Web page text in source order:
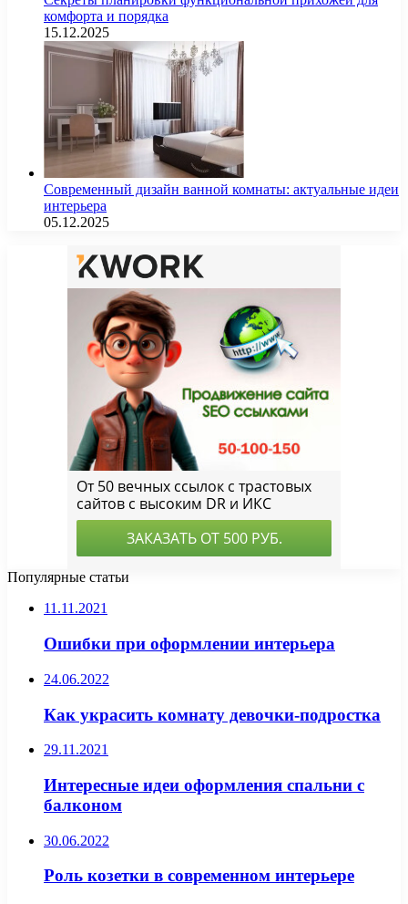
комфорта и порядка
15.12.2025
Современный дизайн ванной комнаты: актуальные идеи
интерьера
05.12.2025
Популярные статьи
11.11.2021
Ошибки при оформлении интерьера
24.06.2022
Как украсить комнату девочки-подростка
29.11.2021
Интересные идеи оформления спальни с
балконом
30.06.2022
Роль козетки в современном интерьере